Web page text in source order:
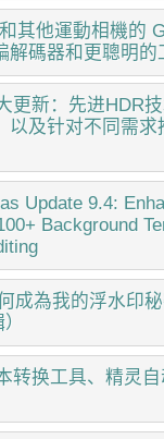
布时间：2026年3月
礼物是什么？当然是
更新，带来了备受
其他運動相機的
解碼器和更聰明的
年11月19日发布
个新版本包含了令人
爱好者到专业人士的
导出、元数据、阿拉
增功能是一套革命性的
视频编辑器都无法比
GoPro、Garmin等）
的所有者，这正是您
，也不要划走，因为
和改进要分享！
更新：先进HDR
以及针对不同需求
6/10/25 等待全新非
只是又一个版本——
階 HDR、GPS 遙測
和工具 一个标志着
基础上实现的重大飞
Update 9.4:
Background
新的开始！VSDC视
听了您的建议，专注于
创新功能奠定基础。
成為我的浮水印
Wharton，來自西雅圖
直在與那些會在我影
直到我發現了VSDC
转换工具、精灵